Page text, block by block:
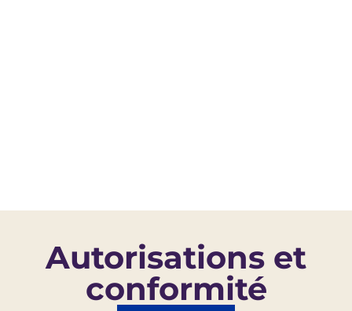
Autorisations et
conformité